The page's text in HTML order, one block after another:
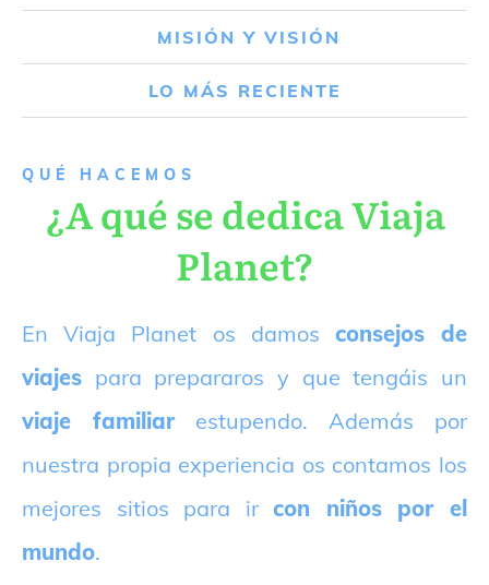
MISIÓN Y VISIÓN
LO MÁS RECIENTE
QUÉ HACEMOS
¿A qué se dedica Viaja
Planet?
En Viaja Planet os damos consejos de
viajes para prepararos y que tengáis un
viaje familiarestupendo. Además por
nuestra propia experiencia os contamos los
mejores sitios para ircon niños por el
mundo.